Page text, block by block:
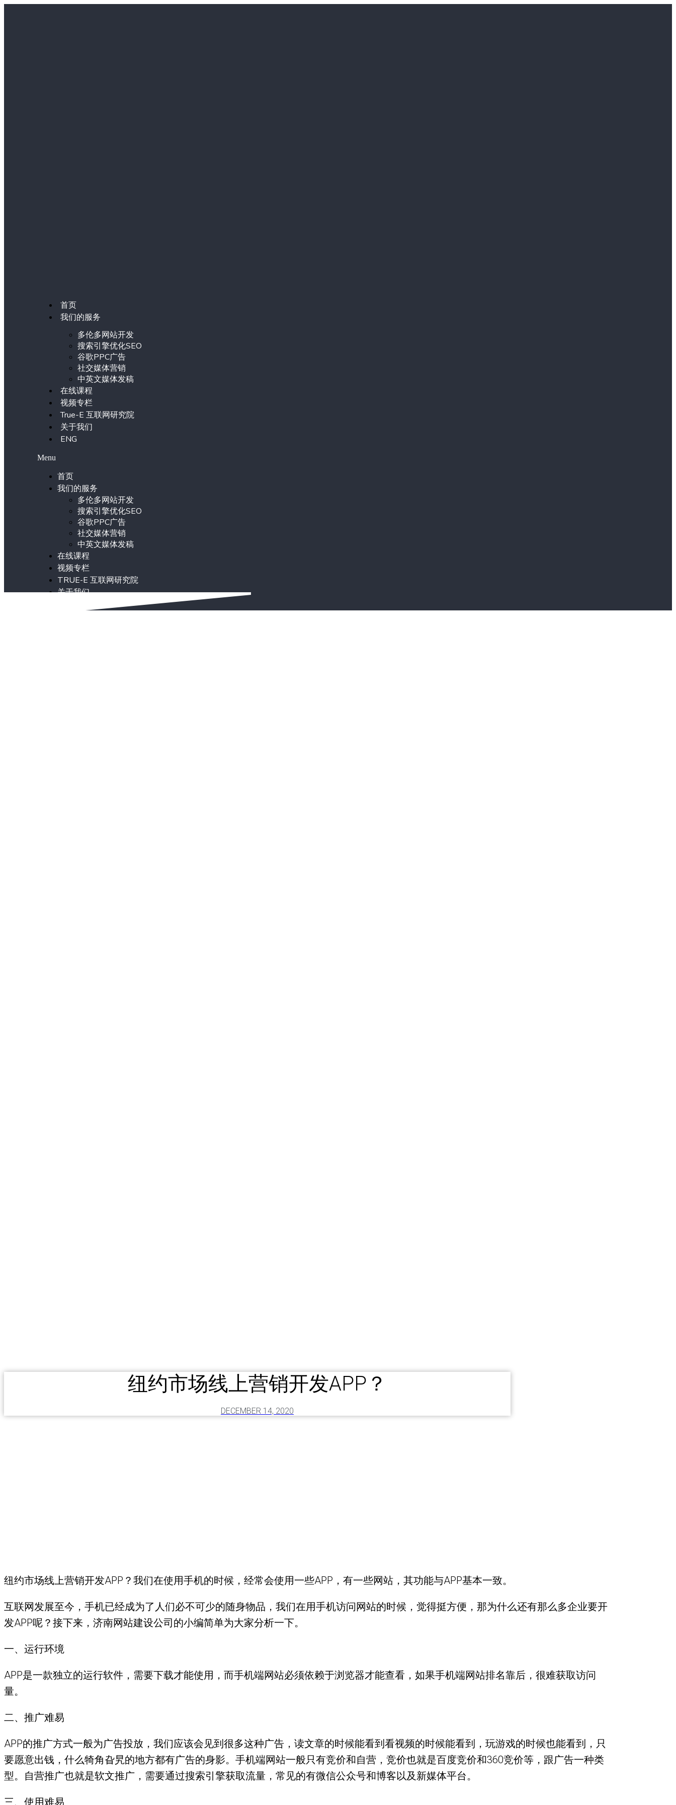
首页
我们的服务
多伦多网站开发
搜索引擎优化SEO
谷歌PPC广告
社交媒体营销
中英文媒体发稿
在线课程
视频专栏
True-E 互联网研究院
关于我们
ENG
Menu
首页
我们的服务
多伦多网站开发
搜索引擎优化SEO
谷歌PPC广告
社交媒体营销
中英文媒体发稿
在线课程
视频专栏
TRUE-E 互联网研究院
关于我们
纽约市场线上营销开发APP？
DECEMBER 14, 2020
纽约市场线上营销开发APP？我们在使用手机的时候，经常会使用一些APP，有一些网站，其功能与APP基本一致。
互联网发展至今，手机已经成为了人们必不可少的随身物品，我们在用手机访问网站的时候，觉得挺方便，那为什么还有那么多企业要开
发APP呢？接下来，济南网站建设公司的小编简单为大家分析一下。
一、运行环境
APP是一款独立的运行软件，需要下载才能使用，而手机端网站必须依赖于浏览器才能查看，如果手机端网站排名靠后，很难获取访问
量。
二、推广难易
APP的推广方式一般为广告投放，我们应该会见到很多这种广告，读文章的时候能看到看视频的时候能看到，玩游戏的时候也能看到，只
要愿意出钱，什么犄角旮旯的地方都有广告的身影。手机端网站一般只有竞价和自营，竞价也就是百度竞价和360竞价等，跟广告一种类
型。自营推广也就是软文推广，需要通过搜索引擎获取流量，常见的有微信公众号和博客以及新媒体平台。
三、使用难易